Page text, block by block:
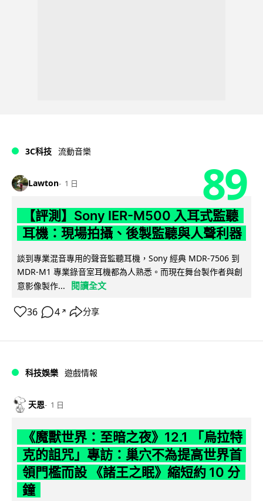
3C科技 流動音樂
Lawton 1 日 89
【評測】Sony IER-M500 入耳式監聽
耳機：現場拍攝、後製監聽與人聲利器
談到專業混音專用的聲音監聽耳機，Sony 經典 MDR-7506 到
MDR-M1 專業錄音室耳機都為人熟悉。而現在舞台製作者與創
意影像製作...
閱讀全文
36 4 ↗ 分享
科技娛樂 遊戲情報
天恩 1 日
《魔獸世界：至暗之夜》12.1 「烏拉特
克的詛咒」專訪：巢穴不為提高世界首
領門檻而設 《諸王之眠》縮短約 10 分
鐘